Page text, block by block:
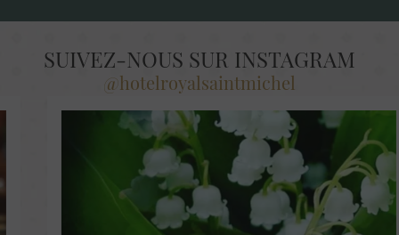
SUIVEZ-NOUS SUR INSTAGRAM
@hotelroyalsaintmichel